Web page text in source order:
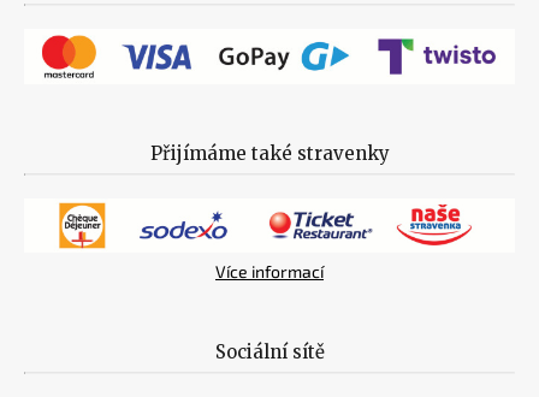
Přijímáme také stravenky
Více informací
Sociální sítě